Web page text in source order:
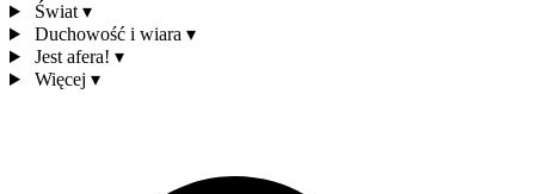
Świat ▾
Duchowość i wiara ▾
Jest afera! ▾
Więcej ▾